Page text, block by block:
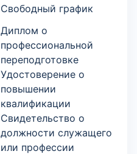
Свободный график
Диплом о
профессиональной
переподготовке
Удостоверение о
повышении
квалификации
Свидетельство о
должности служащего
или профессии